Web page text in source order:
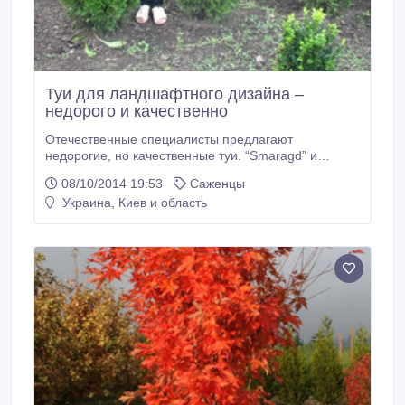
Туи для ландшафтного дизайна –
недорого и качественно
Отечественные специалисты предлагают
недорогие, но качественные туи. “Smaragd” и
для доращивания. Все - выращены на Украине с
черенка. Двухкратная пересадка. Мощная
приживаемость.
08/10/2014 19:53
Саженцы
Украина, Киев и область